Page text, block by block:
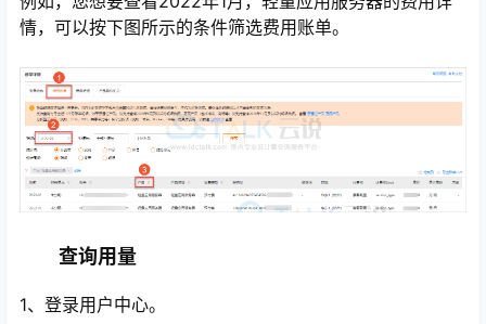
情，可以按下图所示的条件筛选费用账单。
查询用量
1、登录用户中心。